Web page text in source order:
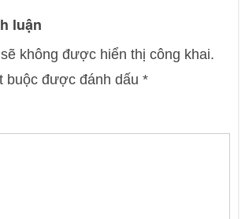
luận
không được hiển thị công khai.
buộc được đánh dấu*